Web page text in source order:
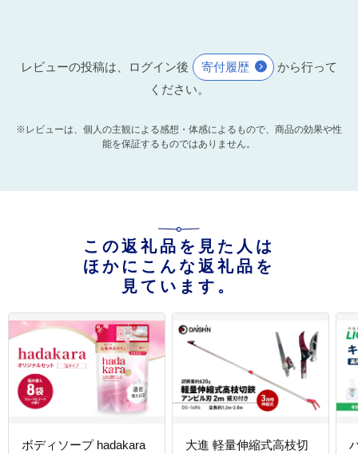
レビューの投稿は、ログイン後 寄付履歴
から行って
ください。
※レビューは、個人の主観による感想・体感によるもので、商品の効果や性
能を保証するものではありません。
この返礼品を見た人は
ほかにこんな返礼品を
見ています。
ボディソープ hadakara
大進 軽量伸縮式高枝切